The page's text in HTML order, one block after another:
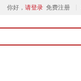
你好， 请登录 免费注册